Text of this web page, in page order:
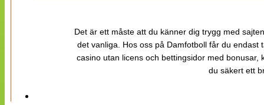
Det är ett måste att du känner dig trygg med
det vanliga. Hos oss på Damfotboll får du
casino utan licens och bettingsidor med
du säkert ett